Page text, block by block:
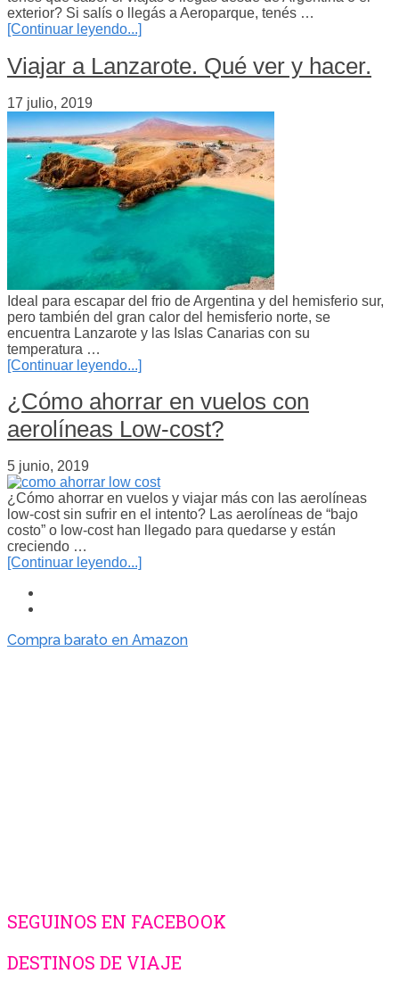
exterior? Si salís o llegás a Aeroparque, tenés …
[Continuar leyendo...]
Viajar a Lanzarote. Qué ver y hacer.
17 julio, 2019
Ideal para escapar del frio de Argentina y del hemisferio sur,
pero también del gran calor del hemisferio norte, se
encuentra Lanzarote y las Islas Canarias con su
temperatura …
[Continuar leyendo...]
¿Cómo ahorrar en vuelos con
aerolíneas Low-cost?
5 junio, 2019
¿Cómo ahorrar en vuelos y viajar más con las aerolíneas
low-cost sin sufrir en el intento? Las aerolíneas de “bajo
costo” o low-cost han llegado para quedarse y están
creciendo …
[Continuar leyendo...]
Compra barato en Amazon
SEGUINOS EN FACEBOOK
DESTINOS DE VIAJE